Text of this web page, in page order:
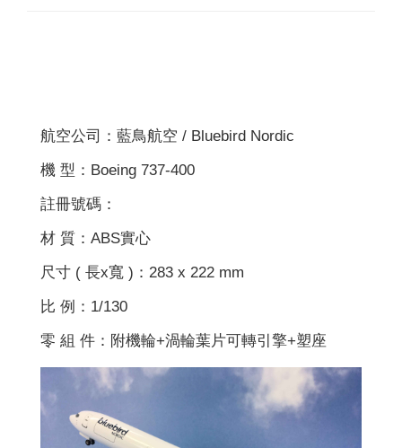
航空公司：藍鳥航空 / Bluebird Nordic
機 型：Boeing 737-400
註冊號碼：
材 質：ABS實心
尺寸 ( 長x寬 )：283 x 222 mm
比 例：1/130
零 組 件：附機輪+渦輪葉片可轉引擎+塑座